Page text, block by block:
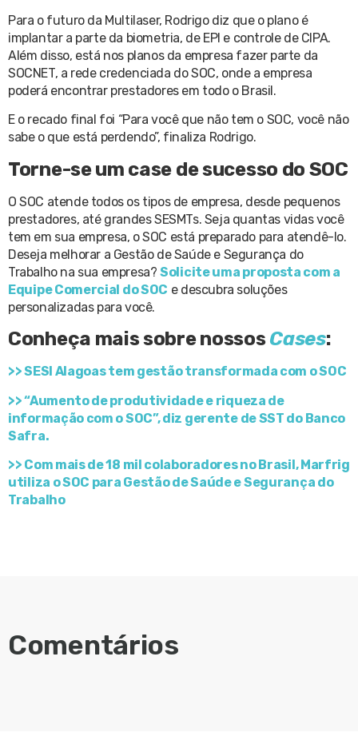
Para o futuro da Multilaser, Rodrigo diz que o plano é
implantar a parte da biometria, de EPI e controle de CIPA.
Além disso, está nos planos da empresa fazer parte da
SOCNET, a rede credenciada do SOC, onde a empresa
poderá encontrar prestadores em todo o Brasil.
E o recado final foi “Para você que não tem o SOC, você não
sabe o que está perdendo”, finaliza Rodrigo.
Torne-se um case de sucesso do SOC
O SOC atende todos os tipos de empresa, desde pequenos
prestadores, até grandes SESMTs. Seja quantas vidas você
tem em sua empresa, o SOC está preparado para atendê-lo.
Deseja melhorar a Gestão de Saúde e Segurança do
Trabalho na sua empresa?Solicite uma proposta com a
Equipe Comercial do SOC e descubra soluções
personalizadas para você.
Conheça mais sobre nossosCases:
>>SESI Alagoas tem gestão transformada com o SOC
>> “Aumento de produtividade e riqueza de
informação com o SOC”, diz gerente de SST do Banco
Safra.
>> Com mais de 18 mil colaboradores no Brasil, Marfrig
utiliza o SOC para Gestão de Saúde e Segurança do
Trabalho
Comentários